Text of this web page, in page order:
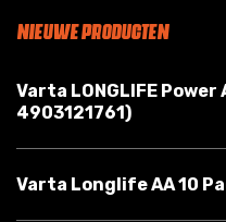
NIEUWE PRODUCTEN
Varta LONGLIFE Power
4903121761)
Varta Longlife AA 10